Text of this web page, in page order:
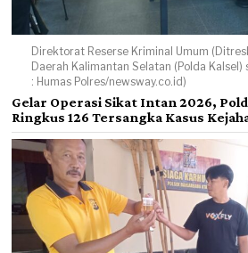
Direktorat Reserse Kriminal Umum
Daerah Kalimantan Selatan (Polda
: Humas Polres/newsway.co.id)
Gelar Operasi Sikat Intan 2026,
Ringkus 126 Tersangka Kasus